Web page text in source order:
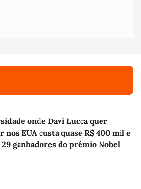
onde Davi Lucca quer
nos EUA custa quase R$ 400 mil e
ganhadores do prêmio Nobel